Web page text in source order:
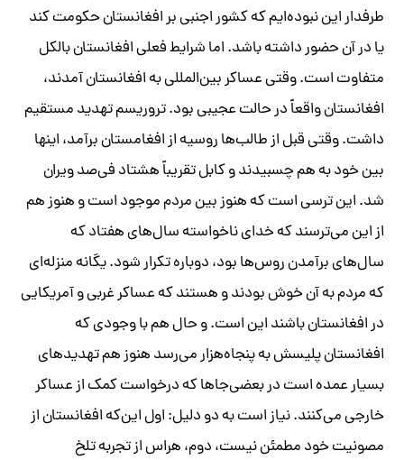
طرفدار این نبوده‌ایم که کشور اجنبی بر افغانستان حکومت کند
یا در آن حضور داشته باشد. اما شرایط فعلی افغانستان بالکل
متفاوت است. وقتی عساکر بین‌المللی به افغانستان آمدند،
افغانستان واقعاً در حالت عجیبی بود. تروریسم تهدید مستقیم
داشت. وقتی قبل از طالب‌ها روسیه از افغامستان برآمد، اینها
بین خود به هم چسبیدند و کابل تقریباً هشتاد فی‌صد ویران
شد. این ترسی است که هنوز بین مردم موجود است و هنوز هم
از این می‌ترسند که خدای ناخواسته سال‌های هفتاد که
سال‌های برآمدن روس‌ها بود، دوباره تکرار شود. یگانه منزله‌ای
که مردم به آن خوش بودند و هستند که عساکر غربی و آمریکایی
در افغانستان باشند این است. و حال هم با وجودی که
افغانستان پلیسش به پنجاه‌هزار می‌رسد هنوز هم تهدیدهای
بسیار عمده است در بعضی‌جاها که درخواست کمک از عساکر
خارجی می‌کنند. نیاز است به دو دلیل: اول این‌که افغانستان از
مصونیت خود مطمئن نیست، دوم، هراس از تجربه تلخ